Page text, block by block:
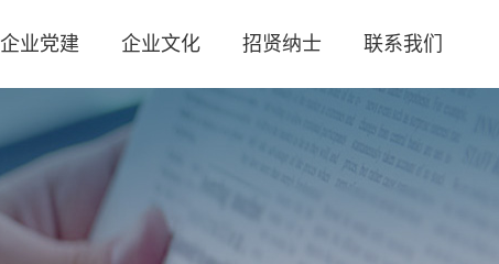
企业党建 企业文化 招贤纳士 联系我们